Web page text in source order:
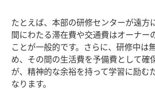
たとえば、本部の研修センターが遠方
間にわたる滞在費や交通費はオーナー
ことが一般的です。さらに、研修中は
め、その間の生活費を予備費として確
が、精神的な余裕を持って学習に励む
なります。